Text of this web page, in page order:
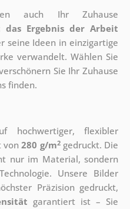
auch Ihr Zuhause
das Ergebnis der Arbeit
seine Ideen in einzigartige
verwandelt. Wählen Sie
Sie Ihr Zuhause
finden.
hochwertiger, flexibler
von280 g/m2gedruckt. Die
nur im Material, sondern
Unsere Bilder
Präzision gedruckt,
garantiert ist – Sie